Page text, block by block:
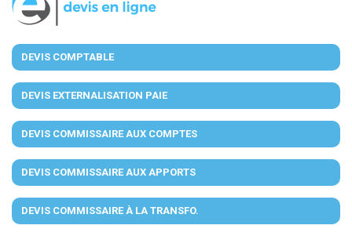
DEVIS COMPTABLE
DEVIS EXTERNALISATION PAIE
DEVIS COMMISSAIRE AUX COMPTES
DEVIS COMMISSAIRE AUX APPORTS
DEVIS COMMISSAIRE À LA TRANSFO.